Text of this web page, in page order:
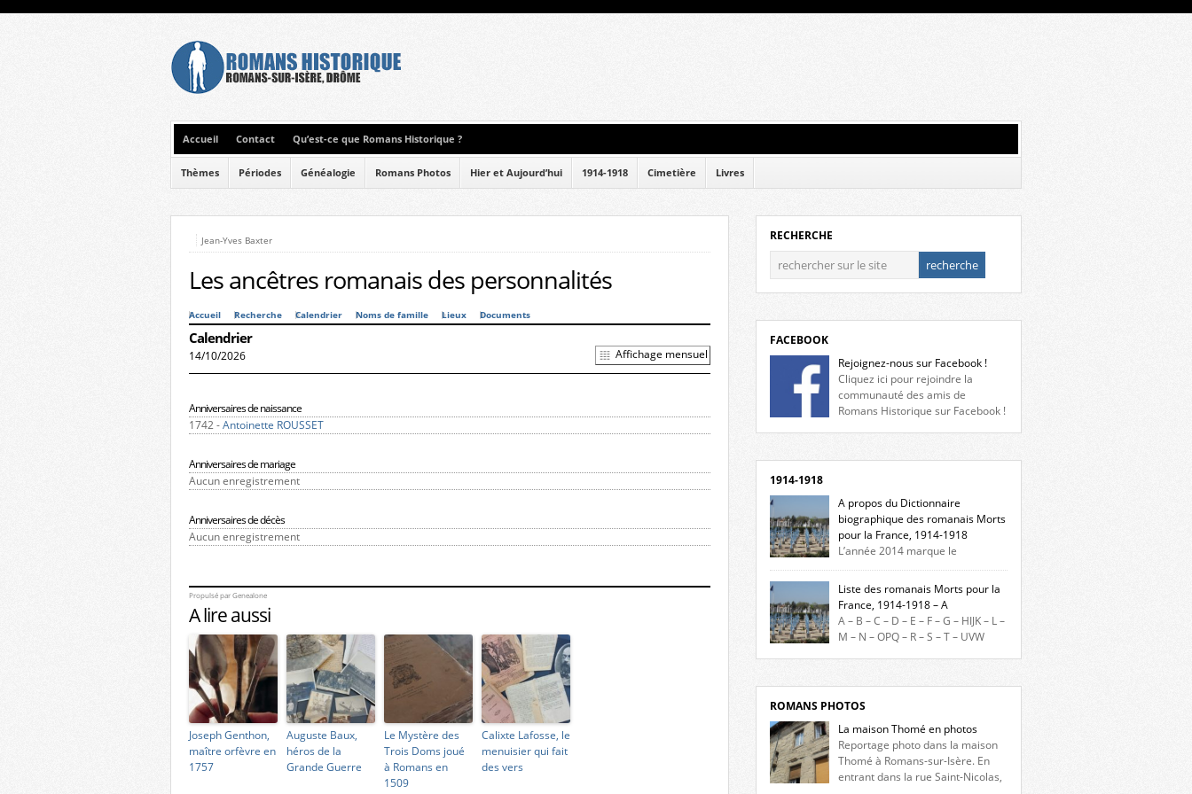
Accueil Contact Qu’est-ce que Romans Historique ?
Thèmes Périodes Généalogie Romans Photos Hier et Aujourd’hui 1914-1918 Cimetière Livres
Jean-Yves Baxter
Les ancêtres romanais des personnalités
Accueil Recherche Calendrier Noms de famille Lieux Documents
Calendrier
14/10/2026 Affichage mensuel
Anniversaires de naissance
1742 -Antoinette ROUSSET
Anniversaires de mariage
Aucun enregistrement
Anniversaires de décès
Aucun enregistrement
Propulsé par Genealone
A lire aussi
Joseph Genthon,
maître orfèvre en
1757
Auguste Baux,
héros de la
Grande Guerre
Le Mystère des
Trois Doms joué
à Romans en
1509
Calixte Lafosse, le
menuisier qui fait
des vers
RECHERCHE
FACEBOOK
Rejoignez-nous sur Facebook !
Cliquez ici pour rejoindre la
communauté des amis de
Romans Historique sur Facebook !
1914-1918
A propos du Dictionnaire
biographique des romanais Morts
pour la France, 1914-1918
L’année 2014 marque le
centenaire du début de la Première Guerre
Mondiale et ce dictionnaire biographique veut
rendre hommage aux romanais Morts pour la
France durant ce conflit. La base de cette
recherche historique est constituée des noms
gravés sur les plaques commémoratives de
l’Hôtel de Ville, du lycée du Dauphiné et du lycée
Liste des romanais Morts pour la
France, 1914-1918 – A
A – B – C – D – E – F – G – HIJK – L –
M – N – OPQ – R – S – T – UVW
par cette lettre. Liste des romanais […]
ROMANS PHOTOS
La maison Thomé en photos
Reportage photo dans la maison
Thomé à Romans-sur-Isère. En
entrant dans la rue Saint-Nicolas,